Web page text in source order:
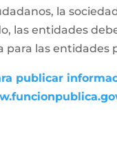
la
las entidades
para las entidades
publicar